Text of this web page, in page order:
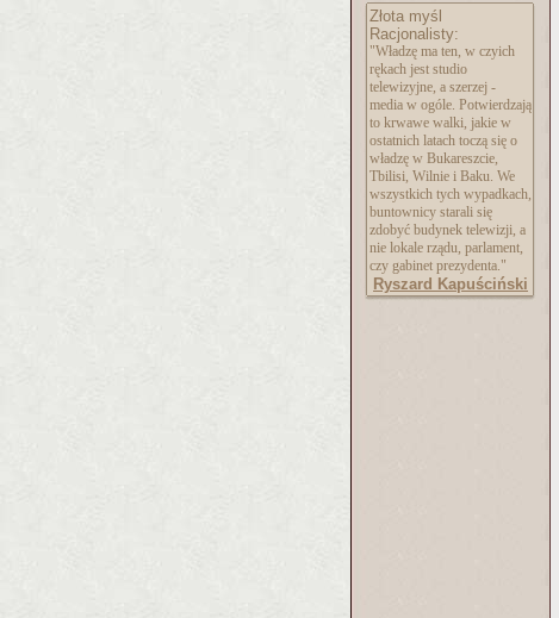
Złota myśl
Racjonalisty:
"Władzę ma ten, w czyich
rękach jest studio
telewizyjne, a szerzej -
media w ogóle. Potwierdzają
to krwawe walki, jakie w
ostatnich latach toczą się o
władzę w Bukareszcie,
Tbilisi, Wilnie i Baku. We
wszystkich tych wypadkach,
buntownicy starali się
zdobyć budynek telewizji, a
nie lokale rządu, parlament,
czy gabinet prezydenta."
Ryszard Kapuściński